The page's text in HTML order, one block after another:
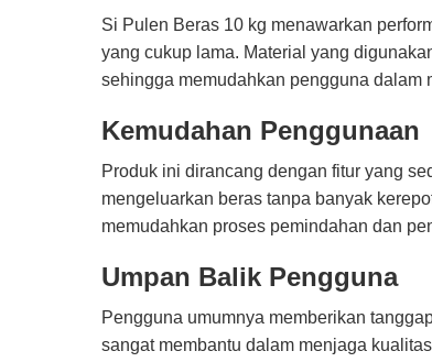
Si Pulen Beras 10 kg menawarkan
yang cukup lama. Material yang
sehingga memudahkan pengguna dalam
Kemudahan Penggunaan
Produk ini dirancang dengan fitur yang
mengeluarkan beras tanpa banyak
memudahkan proses pemindahan dan
Umpan Balik Pengguna
Pengguna umumnya memberikan
sangat membantu dalam menjaga